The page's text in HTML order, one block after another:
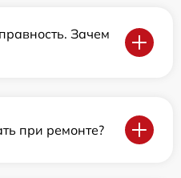
Зачем
при ремонте?